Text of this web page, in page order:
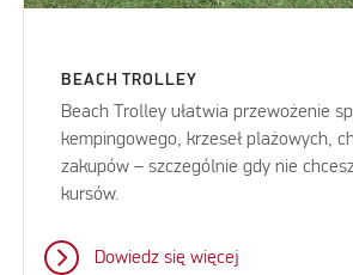
BEACH TROLLEY
Beach Trolley ułatwia przewożenie
kempingowego, krzeseł plażowych,
zakupów – szczególnie gdy nie
kursów.
Dowiedz się więcej